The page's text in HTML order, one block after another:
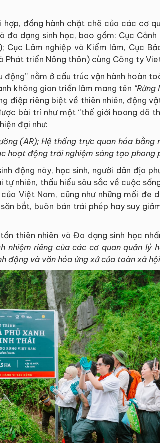
hợp, đồng hành chặt chẽ của các cơ
đa dạng sinh học, bao gồm: Cục Cảnh
Cục Lâm nghiệp và Kiểm lâm, Cục
Phát triển Nông thôn) cùng Công ty
nằm ở cấu trúc vận hành hoàn
không gian triển lãm mang tên "Rừng
điệp riêng biệt về thiên nhiên, động
bài trí như một “thế giới hoang dã
đại như:
(AR);Hệ thống trực quan hóa bằng
hoạt động trải nghiệm sáng tạo phong
động này, học sinh, người dân địa
nhiên, thấu hiểu sâu sắc về cuộc
Việt Nam, cũng như những mối đe
bắt, buôn bán trái phép hay suy
thiên nhiên và Đa dạng sinh học
nhiệm riêng của các cơ quan quản lý
động và văn hóa ứng xử của toàn xã